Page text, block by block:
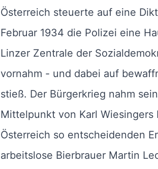
Österreich steuerte auf eine
Februar 1934 die Polizei eine
Linzer Zentrale der
vornahm - und dabei auf
stieß. Der Bürgerkrieg nahm
Mittelpunkt von Karl Wiesingers
Österreich so entscheidenden
arbeitslose Bierbrauer Martin